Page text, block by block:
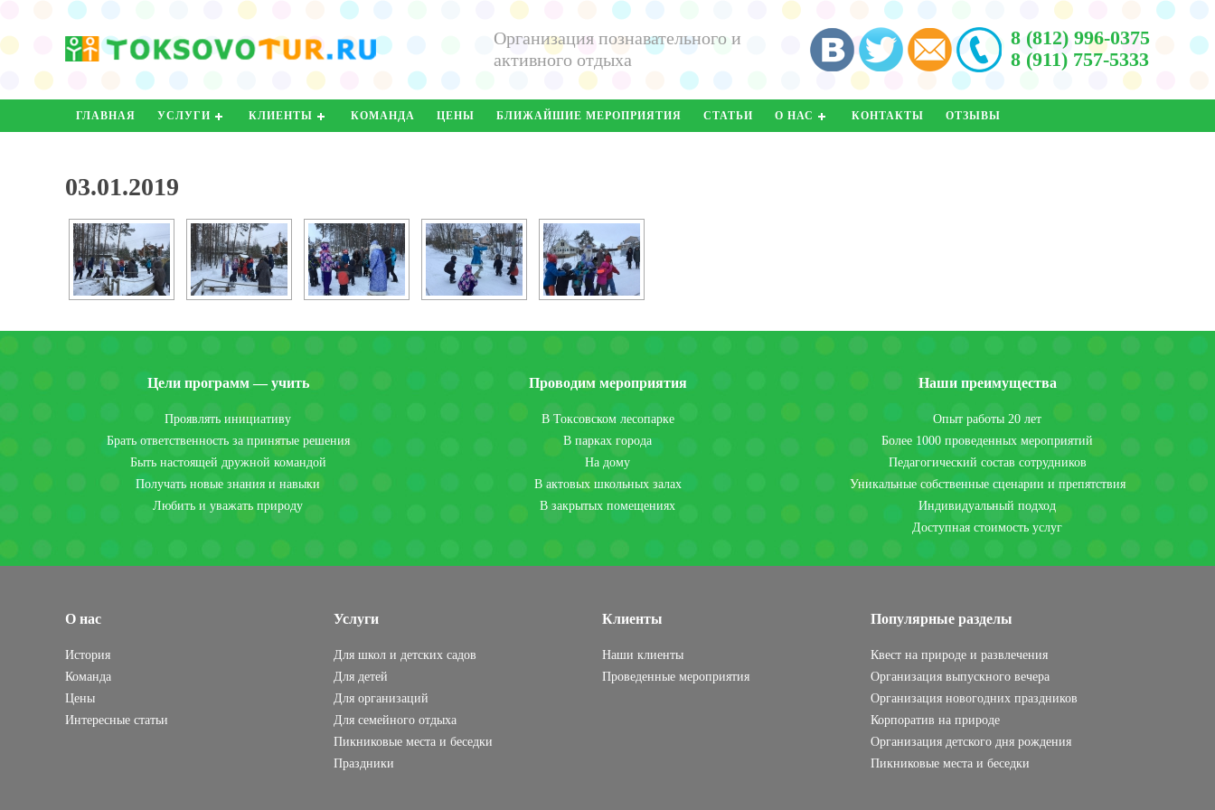
Организация познавательного и
активного отдыха
8 (812) 996-0375
8 (911) 757-5333
ГЛАВНАЯ УСЛУГИ КЛИЕНТЫ КОМАНДА ЦЕНЫ БЛИЖАЙШИЕ МЕРОПРИЯТИЯ СТАТЬИ О НАС КОНТАКТЫ ОТЗЫВЫ
03.01.2019
Цели программ — учить
Проявлять инициативу
Брать ответственность за принятые решения
Быть настоящей дружной командой
Получать новые знания и навыки
Любить и уважать природу
Проводим мероприятия
В Токсовском лесопарке
В парках города
На дому
В актовых школьных залах
В закрытых помещениях
Наши преимущества
Опыт работы 20 лет
Более 1000 проведенных мероприятий
Педагогический состав сотрудников
Уникальные собственные сценарии и препятствия
Индивидуальный подход
Доступная стоимость услуг
О нас
История
Команда
Цены
Интересные статьи
Услуги
Для школ и детских садов
Для детей
Для организаций
Для семейного отдыха
Пикниковые места и беседки
Праздники
Клиенты
Наши клиенты
Проведенные мероприятия
Популярные разделы
Квест на природе и развлечения
Организация выпускного вечера
Организация новогодних праздников
Корпоратив на природе
Организация детского дня рождения
Пикниковые места и беседки